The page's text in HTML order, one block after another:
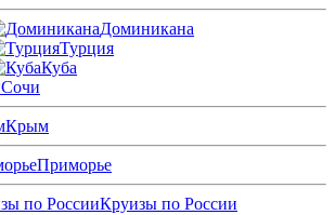
Доминикана
Турция
Куба
Сочи
Крым
Приморье
Круизы по России